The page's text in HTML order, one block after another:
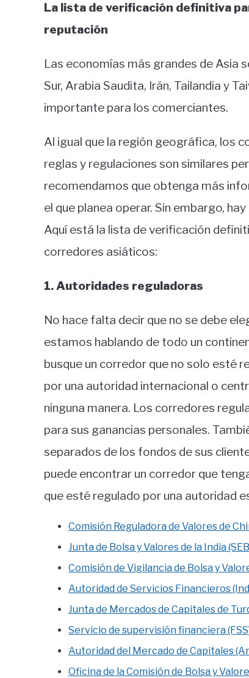
La lista de verificación definitiva
reputación
Las economías más grandes de Asia
Sur, Arabia Saudita, Irán, Tailandia y
importante para los comerciantes.
Al igual que la región geográfica, los
reglas y regulaciones son similares
recomendamos que obtenga más
el que planea operar. Sin embargo,
Aquí está la lista de verificación
corredores asiáticos:
1. Autoridades reguladoras
No hace falta decir que no se debe
estamos hablando de todo un
busque un corredor que no solo esté
por una autoridad internacional o
ninguna manera. Los corredores
para sus ganancias personales.
separados de los fondos de sus
puede encontrar un corredor que
que esté regulado por una autoridad
Comisión Reguladora de Valores de
Junta de Bolsa y Valores de la India
Comisión de Vigilancia de Bolsa y
Autoridad de Servicios Financieros
Junta de Mercados de Capitales de
Servicio de supervisión financiera
Autoridad del Mercado de Capitales
Oficina de la Comisión de Bolsa y